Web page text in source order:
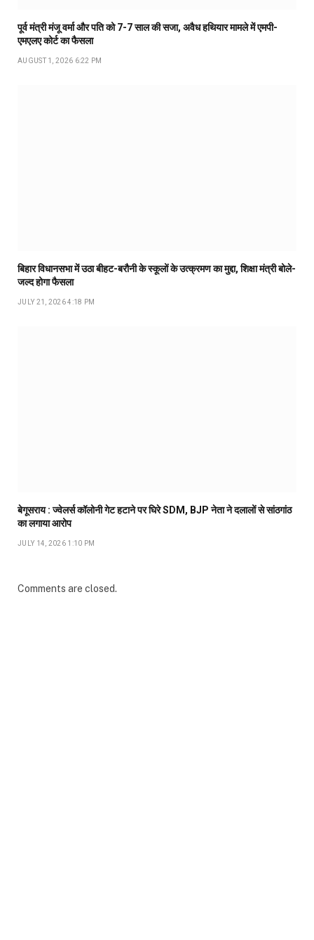
पूर्व मंत्री मंजू वर्मा और पति को 7-7 साल की सजा, अवैध हथियार मामले में एमपी-
एमएलए कोर्ट का फैसला
AUGUST 1, 2026 6:22 PM
बिहार विधानसभा में उठा बीहट-बरौनी के स्कूलों के उत्क्रमण का मुद्दा, शिक्षा मंत्री बोले-
जल्द होगा फैसला
JULY 21, 2026 4:18 PM
बेगूसराय : ज्वेलर्स कॉलोनी गेट हटाने पर घिरे SDM, BJP नेता ने दलालों से सांठगांठ
का लगाया आरोप
JULY 14, 2026 1:10 PM
Comments are closed.